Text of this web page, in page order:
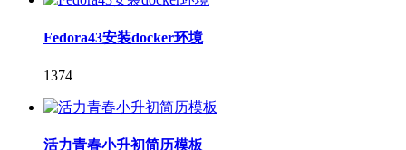
Fedora43安装docker环境
1374
活力青春小升初简历模板